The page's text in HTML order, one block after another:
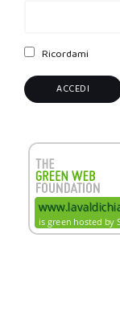
Ricordami